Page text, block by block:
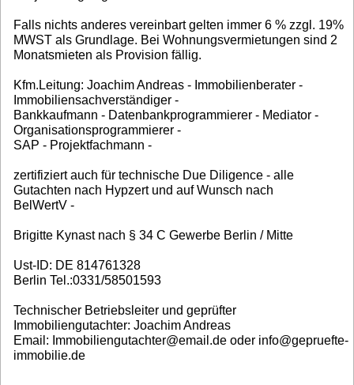
Falls nichts anderes vereinbart gelten immer 6 % zzgl. 19%
MWST als Grundlage. Bei Wohnungsvermietungen sind 2
Monatsmieten als Provision fällig.
Kfm.Leitung: Joachim Andreas - Immobilienberater -
Immobiliensachverständiger -
Bankkaufmann - Datenbankprogrammierer - Mediator -
Organisationsprogrammierer -
SAP - Projektfachmann -
zertifiziert auch für technische Due Diligence - alle
Gutachten nach Hypzert und auf Wunsch nach
BelWertV -
Brigitte Kynast nach § 34 C Gewerbe Berlin / Mitte
Ust-ID: DE 814761328
Berlin Tel.:0331/58501593
Technischer Betriebsleiter und geprüfter
Immobiliengutachter: Joachim Andreas
Email: Immobiliengutachter@email.de oder info@gepruefte-
immobilie.de